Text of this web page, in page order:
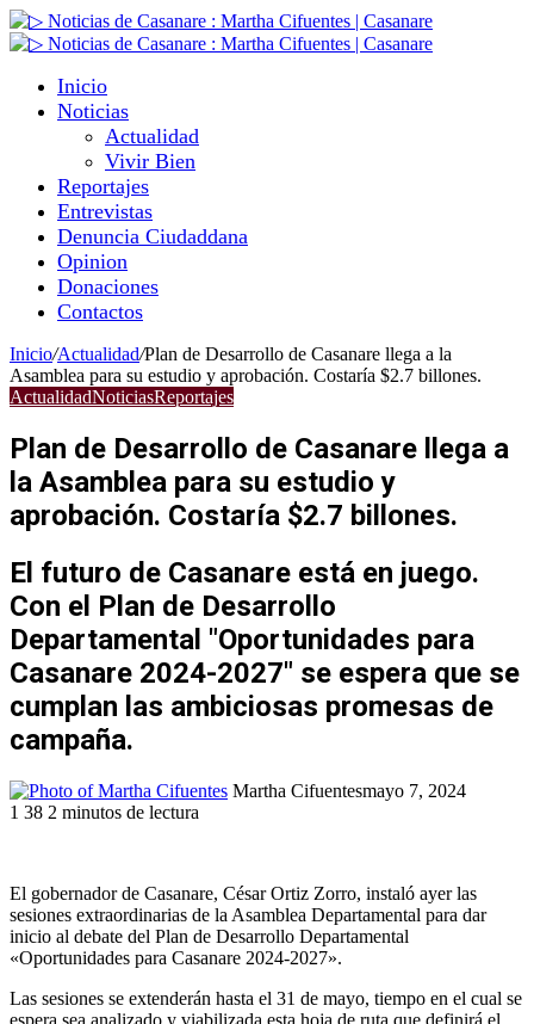
Inicio
Noticias
Actualidad
Vivir Bien
Reportajes
Entrevistas
Denuncia Ciudaddana
Opinion
Donaciones
Contactos
Inicio/Actualidad/Plan de Desarrollo de Casanare llega a la
Asamblea para su estudio y aprobación. Costaría $2.7 billones.
ActualidadNoticiasReportajes
Plan de Desarrollo de Casanare llega a
la Asamblea para su estudio y
aprobación. Costaría $2.7 billones.
El futuro de Casanare está en juego.
Con el Plan de Desarrollo
Departamental "Oportunidades para
Casanare 2024-2027" se espera que se
cumplan las ambiciosas promesas de
campaña.
Martha Cifuentesmayo 7, 2024
1 38 2 minutos de lectura
electrónico
El gobernador de Casanare, César Ortiz Zorro, instaló ayer las
sesiones extraordinarias de la Asamblea Departamental para dar
inicio al debate del Plan de Desarrollo Departamental
«Oportunidades para Casanare 2024-2027».
Las sesiones se extenderán hasta el 31 de mayo, tiempo en el cual se
espera sea analizado y viabilizada esta hoja de ruta que definirá el